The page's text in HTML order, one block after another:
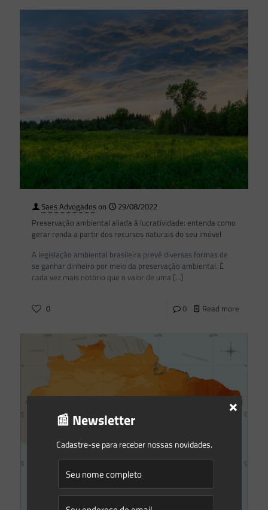
Saes Advogadoson
29/08/2022
Preservação ambiental aliada à lucratividade: entenda como
gerar renda a partir dos recursos naturais do seu imóvel
A legislação ambiental brasileira prevê diversas formas de
se ganhar dinheiro por meio da preservação ambiental. É
cada vez mais notório que o valor de uma […]
0 0 Read more
📰 Newsletter
Cadastre-se para receber nossas novidades.
×